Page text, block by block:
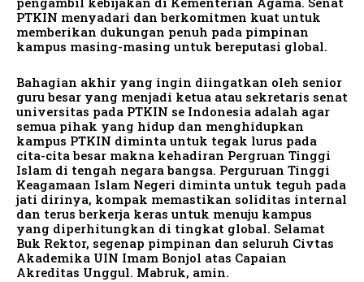
PTKIN menyadari dan berkomitmen kuat untuk
memberikan dukungan penuh pada pimpinan
kampus masing-masing untuk bereputasi global.
Bahagian akhir yang ingin diingatkan oleh senior
guru besar yang menjadi ketua atau sekretaris senat
universitas pada PTKIN se Indonesia adalah agar
semua pihak yang hidup dan menghidupkan
kampus PTKIN diminta untuk tegak lurus pada
cita-cita besar makna kehadiran Pergruan Tinggi
Islam di tengah negara bangsa. Perguruan Tinggi
Keagamaan Islam Negeri diminta untuk teguh pada
jati dirinya, kompak memastikan soliditas internal
dan terus berkerja keras untuk menuju kampus
yang diperhitungkan di tingkat global. Selamat
Buk Rektor, segenap pimpinan dan seluruh Civtas
Akademika UIN Imam Bonjol atas Capaian
Akreditas Unggul. Mabruk, amin.